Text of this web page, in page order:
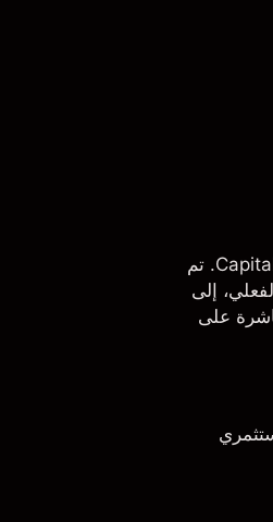
يسرنا أن نعلن عن إطلاق خدمة Newsquawk على منصة وتطبيق Capital.com. تم
إلى
على